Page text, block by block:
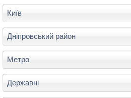
Київ
Дніпровський район
Метро
Державні